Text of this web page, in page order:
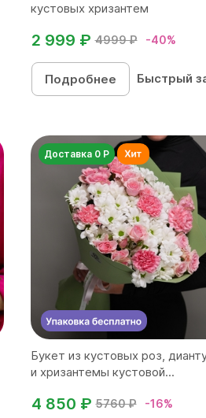
кустовых хризантем
4999 ₽ -40%
2 999 ₽
Подробнее Быстрый
Доставка 0 Р
Букет из кустовых роз,
и хризантемы кустовой...
5760 ₽ -16%
4 850 ₽